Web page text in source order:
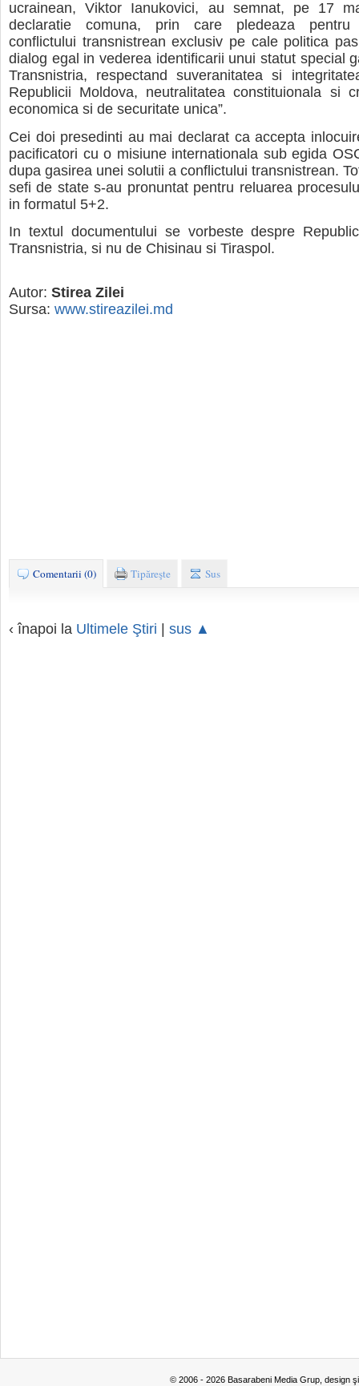
ucrainean, Viktor Ianukovici, au semnat, pe 17
declaratie comuna, prin care pledeaza pentru
conflictului transnistrean exclusiv pe cale politica
dialog egal in vederea identificarii unui statut special
Transnistria, respectand suveranitatea si
Republicii Moldova, neutralitatea constituionala si
economica si de securitate unica”.
Cei doi presedinti au mai declarat ca accepta
pacificatori cu o misiune internationala sub egida
dupa gasirea unei solutii a conflictului transnistrean.
sefi de state s-au pronuntat pentru reluarea
in formatul 5+2.
In textul documentului se vorbeste despre
Transnistria, si nu de Chisinau si Tiraspol.
Autor: Stirea Zilei
Sursa: www.stireazilei.md
Comentarii (0) Tipăreşte Sus
‹ înapoi la Ultimele Ştiri sus ▲
© 2006 - 2026 Basarabeni Media Grup, design